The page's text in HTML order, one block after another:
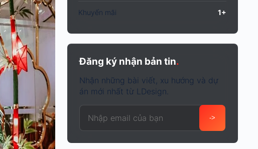
Khuyến mãi 1+
Đăng ký nhận bản tin.
Nhận những bài viết, xu hướng và dự
án mới nhất từ LDesign.
Email của bạn
->